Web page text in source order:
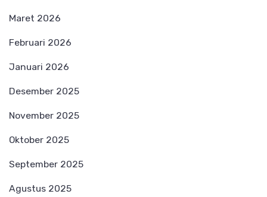
Maret 2026
Februari 2026
Januari 2026
Desember 2025
November 2025
Oktober 2025
September 2025
Agustus 2025